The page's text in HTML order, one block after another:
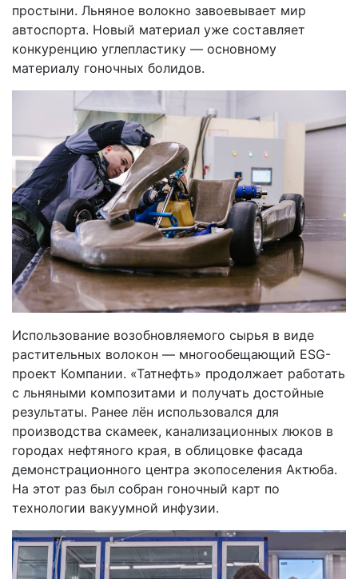
простыни. Льняное волокно завоевывает мир
автоспорта. Новый материал уже составляет
конкуренцию углепластику — основному
материалу гоночных болидов.
Использование возобновляемого сырья в виде
растительных волокон — многообещающий ESG-
проект Компании. «Татнефть» продолжает работать
с льняными композитами и получать достойные
результаты. Ранее лён использовался для
производства скамеек, канализационных люков в
городах нефтяного края, в облицовке фасада
демонстрационного центра экопоселения Актюба.
На этот раз был собран гоночный карт по
технологии вакуумной инфузии.